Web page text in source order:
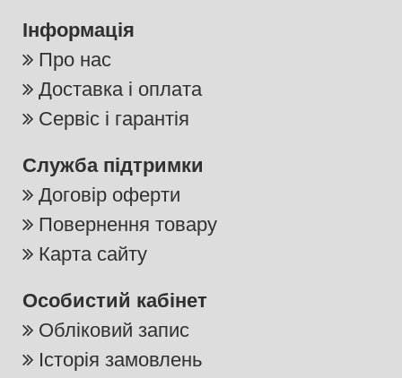
Інформація
Про нас
Доставка і оплата
Сервіс і гарантія
Служба підтримки
Договір оферти
Повернення товару
Карта сайту
Особистий кабінет
Обліковий запис
Історія замовлень